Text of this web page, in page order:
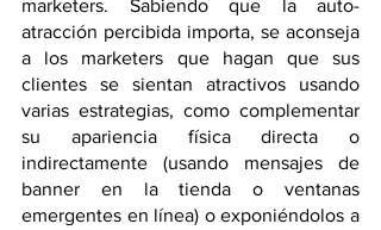
marketers. Sabiendo que la auto-
atracción percibida importa, se aconseja
a los marketers que hagan que sus
clientes se sientan atractivos usando
varias estrategias, como complementar
su apariencia física directa o
indirectamente (usando mensajes de
banner en la tienda o ventanas
emergentes en línea) o exponiéndolos a